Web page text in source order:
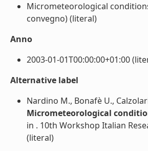
Micrometeorological
convegno) (literal)
Anno
2003-01-01T00:00:00+01:00
Alternative label
Nardino M., Bonafè U.,
Micrometeorological
in . 10th Workshop Italian
(literal)